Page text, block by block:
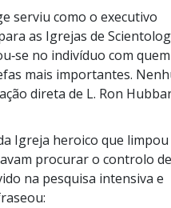
serviu como o executivo
as Igrejas de
no indivíduo com quem
mais importantes.
direta de L. Ron
Igreja heroico que limpou
procurar o controlo de
na pesquisa intensiva e